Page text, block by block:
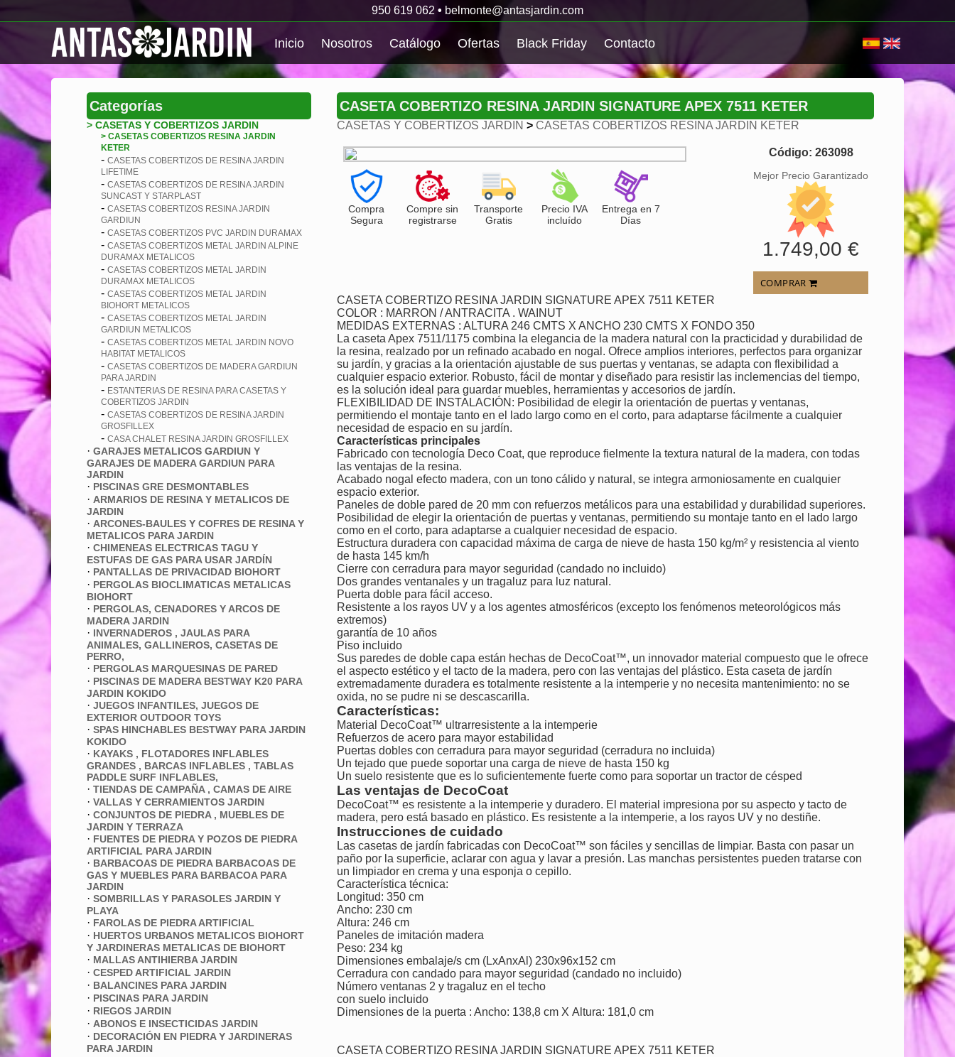
950 619 062 • belmonte@antasjardin.com
Inicio Nosotros Catálogo Ofertas Black Friday Contacto
Categorías
> CASETAS Y COBERTIZOS JARDIN
> CASETAS COBERTIZOS RESINA JARDIN
KETER
- CASETAS COBERTIZOS DE RESINA JARDIN
LIFETIME
- CASETAS COBERTIZOS DE RESINA JARDIN
SUNCAST Y STARPLAST
- CASETAS COBERTIZOS RESINA JARDIN
GARDIUN
- CASETAS COBERTIZOS PVC JARDIN DURAMAX
- CASETAS COBERTIZOS METAL JARDIN ALPINE
DURAMAX METALICOS
- CASETAS COBERTIZOS METAL JARDIN
DURAMAX METALICOS
- CASETAS COBERTIZOS METAL JARDIN
BIOHORT METALICOS
- CASETAS COBERTIZOS METAL JARDIN
GARDIUN METALICOS
- CASETAS COBERTIZOS METAL JARDIN NOVO
HABITAT METALICOS
- CASETAS COBERTIZOS DE MADERA GARDIUN
PARA JARDIN
- ESTANTERIAS DE RESINA PARA CASETAS Y
COBERTIZOS JARDIN
- CASETAS COBERTIZOS DE RESINA JARDIN
GROSFILLEX
- CASA CHALET RESINA JARDIN GROSFILLEX
· GARAJES METALICOS GARDIUN Y
GARAJES DE MADERA GARDIUN PARA
JARDIN
· PISCINAS GRE DESMONTABLES
· ARMARIOS DE RESINA Y METALICOS DE
JARDIN
· ARCONES-BAULES Y COFRES DE RESINA Y
METALICOS PARA JARDIN
· CHIMENEAS ELECTRICAS TAGU Y
ESTUFAS DE GAS PARA USAR JARDÍN
· PANTALLAS DE PRIVACIDAD BIOHORT
· PERGOLAS BIOCLIMATICAS METALICAS
BIOHORT
· PERGOLAS, CENADORES Y ARCOS DE
MADERA JARDIN
· INVERNADEROS , JAULAS PARA
ANIMALES, GALLINEROS, CASETAS DE
PERRO,
· PERGOLAS MARQUESINAS DE PARED
· PISCINAS DE MADERA BESTWAY K20 PARA
JARDIN KOKIDO
· JUEGOS INFANTILES, JUEGOS DE
EXTERIOR OUTDOOR TOYS
· SPAS HINCHABLES BESTWAY PARA JARDIN
KOKIDO
· KAYAKS , FLOTADORES INFLABLES
GRANDES , BARCAS INFLABLES , TABLAS
PADDLE SURF INFLABLES,
· TIENDAS DE CAMPAÑA , CAMAS DE AIRE
· VALLAS Y CERRAMIENTOS JARDIN
· CONJUNTOS DE PIEDRA , MUEBLES DE
JARDIN Y TERRAZA
· FUENTES DE PIEDRA Y POZOS DE PIEDRA
ARTIFICIAL PARA JARDIN
· BARBACOAS DE PIEDRA BARBACOAS DE
GAS Y MUEBLES PARA BARBACOA PARA
JARDIN
· SOMBRILLAS Y PARASOLES JARDIN Y
PLAYA
· FAROLAS DE PIEDRA ARTIFICIAL
· HUERTOS URBANOS METALICOS BIOHORT
Y JARDINERAS METALICAS DE BIOHORT
· MALLAS ANTIHIERBA JARDIN
· CESPED ARTIFICIAL JARDIN
· BALANCINES PARA JARDIN
· PISCINAS PARA JARDIN
· RIEGOS JARDIN
· ABONOS E INSECTICIDAS JARDIN
· DECORACIÓN EN PIEDRA Y JARDINERAS
PARA JARDIN
CASETA COBERTIZO RESINA JARDIN SIGNATURE APEX 7511 KETER
CASETAS Y COBERTIZOS JARDIN > CASETAS COBERTIZOS RESINA JARDIN KETER
Compra
Segura
Compre sin
registrarse
Transporte
Gratis
Precio IVA
incluído
Entrega en 7
Días
Código: 263098
Mejor Precio Garantizado
1.749,00 €
COMPRAR
CASETA COBERTIZO RESINA JARDIN SIGNATURE APEX 7511 KETER
COLOR : MARRON / ANTRACITA . WAINUT
MEDIDAS EXTERNAS : ALTURA 246 CMTS X ANCHO 230 CMTS X FONDO 350
La caseta Apex 7511/1175 combina la elegancia de la madera natural con la practicidad y durabilidad de
la resina, realzado por un refinado acabado en nogal. Ofrece amplios interiores, perfectos para organizar
su jardín, y gracias a la orientación ajustable de sus puertas y ventanas, se adapta con flexibilidad a
cualquier espacio exterior. Robusto, fácil de montar y diseñado para resistir las inclemencias del tiempo,
es la solución ideal para guardar muebles, herramientas y accesorios de jardín.
FLEXIBILIDAD DE INSTALACIÓN: Posibilidad de elegir la orientación de puertas y ventanas,
permitiendo el montaje tanto en el lado largo como en el corto, para adaptarse fácilmente a cualquier
necesidad de espacio en su jardín.
Características principales
Fabricado con tecnología Deco Coat, que reproduce fielmente la textura natural de la madera, con todas
las ventajas de la resina.
Acabado nogal efecto madera, con un tono cálido y natural, se integra armoniosamente en cualquier
espacio exterior.
Paneles de doble pared de 20 mm con refuerzos metálicos para una estabilidad y durabilidad superiores.
Posibilidad de elegir la orientación de puertas y ventanas, permitiendo su montaje tanto en el lado largo
como en el corto, para adaptarse a cualquier necesidad de espacio.
Estructura duradera con capacidad máxima de carga de nieve de hasta 150 kg/m² y resistencia al viento
de hasta 145 km/h
Cierre con cerradura para mayor seguridad (candado no incluido)
Dos grandes ventanales y un tragaluz para luz natural.
Puerta doble para fácil acceso.
Resistente a los rayos UV y a los agentes atmosféricos (excepto los fenómenos meteorológicos más
extremos)
garantía de 10 años
Piso incluido
Sus paredes de doble capa están hechas de DecoCoat™, un innovador material compuesto que le ofrece
el aspecto estético y el tacto de la madera, pero con las ventajas del plástico. Esta caseta de jardín
extremadamente duradera es totalmente resistente a la intemperie y no necesita mantenimiento: no se
oxida, no se pudre ni se descascarilla.
Características:
Material DecoCoat™ ultrarresistente a la intemperie
Refuerzos de acero para mayor estabilidad
Puertas dobles con cerradura para mayor seguridad (cerradura no incluida)
Un tejado que puede soportar una carga de nieve de hasta 150 kg
Un suelo resistente que es lo suficientemente fuerte como para soportar un tractor de césped
Las ventajas de DecoCoat
DecoCoat™ es resistente a la intemperie y duradero. El material impresiona por su aspecto y tacto de
madera, pero está basado en plástico. Es resistente a la intemperie, a los rayos UV y no destiñe.
Instrucciones de cuidado
Las casetas de jardín fabricadas con DecoCoat™ son fáciles y sencillas de limpiar. Basta con pasar un
paño por la superficie, aclarar con agua y lavar a presión. Las manchas persistentes pueden tratarse con
un limpiador en crema y una esponja o cepillo.
Característica técnica:
Longitud: 350 cm
Ancho: 230 cm
Altura: 246 cm
Paneles de imitación madera
Peso: 234 kg
Dimensiones embalaje/s cm (LxAnxAl) 230x96x152 cm
Cerradura con candado para mayor seguridad (candado no incluido)
Número ventanas 2 y tragaluz en el techo
con suelo incluido
Dimensiones de la puerta : Ancho: 138,8 cm X Altura: 181,0 cm
CASETA COBERTIZO RESINA JARDIN SIGNATURE APEX 7511 KETER